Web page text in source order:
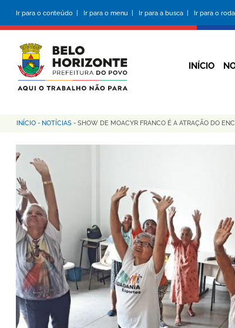
conteúdo
principal
Ir para o conteúdo | Ir para o menu | Ir para a busca | Ir para o
INÍCIO
Trilha
de
navegação
INÍCIO - NOTÍCIAS - SHOW DE MOACYR FRANCO É A ATRAÇÃO DO